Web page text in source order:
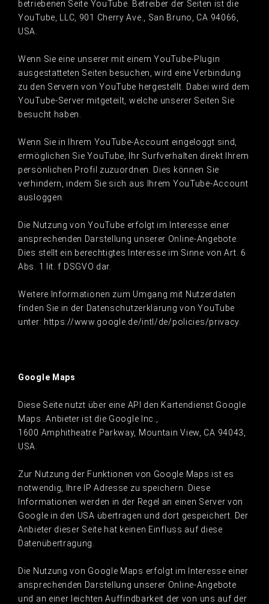
betriebenen Seite YouTube. Betreiber der Seiten ist die
YouTube, LLC, 901 Cherry Ave., San Bruno, CA 94066,
USA.
Wenn Sie eine unserer mit einem YouTube-Plugin
ausgestatteten Seiten besuchen, wird eine Verbindung
zu den Servern von YouTube hergestellt. Dabei wird dem
YouTube-Server mitgeteilt, welche unserer Seiten Sie
besucht haben.
Wenn Sie in Ihrem YouTube-Account eingeloggt sind,
ermöglichen Sie YouTube, Ihr Surfverhalten direkt Ihrem
persönlichen Profil zuzuordnen. Dies können Sie
verhindern, indem Sie sich aus Ihrem YouTube-Account
ausloggen.
Die Nutzung von YouTube erfolgt im Interesse einer
ansprechenden Darstellung unserer Online-Angebote.
Dies stellt ein berechtigtes Interesse im Sinne von Art. 6
Abs. 1 lit. f DSGVO dar.
Weitere Informationen zum Umgang mit Nutzerdaten
finden Sie in der Datenschutzerklärung von YouTube
unter: https://www.google.de/intl/de/policies/privacy.
Google Maps
Diese Seite nutzt über eine API den Kartendienst Google
Maps. Anbieter ist die Google Inc.,
1600 Amphitheatre Parkway, Mountain View, CA 94043,
USA.
Zur Nutzung der Funktionen von Google Maps ist es
notwendig, Ihre IP Adresse zu speichern. Diese
Informationen werden in der Regel an einen Server von
Google in den USA übertragen und dort gespeichert. Der
Anbieter dieser Seite hat keinen Einfluss auf diese
Datenübertragung.
Die Nutzung von Google Maps erfolgt im Interesse einer
ansprechenden Darstellung unserer Online-Angebote
und an einer leichten Auffindbarkeit der von uns auf der